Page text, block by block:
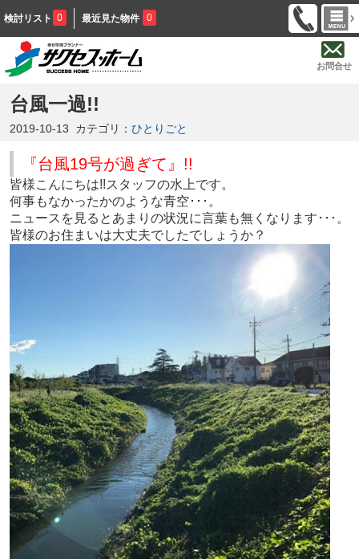
検討リスト 0 最近見た物件 0
お問合せ
台風一過!!
2019-10-13 カテゴリ： ひとりごと
『台風19号が過ぎて』!!
皆様こんにちは!!スタッフの水上です。
何事もなかったかのような青空･･･。
ニュースを見るとあまりの状況に言葉も無くなります･･･。
皆様のお住まいは大丈夫でしたでしょうか？